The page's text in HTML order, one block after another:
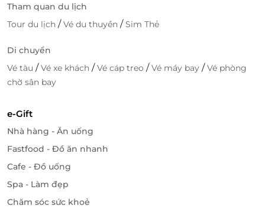
Tham quan du lịch
Tour du lịch /Vé du thuyền /Sim Thẻ
Di chuyển
Vé tàu /Vé xe khách /Vé cáp treo /Vé máy bay /Vé phòng
chờ sân bay
e-Gift
Nhà hàng - Ăn uống
Fastfood - Đồ ăn nhanh
Cafe - Đồ uống
Spa - Làm đẹp
Chăm sóc sức khoẻ